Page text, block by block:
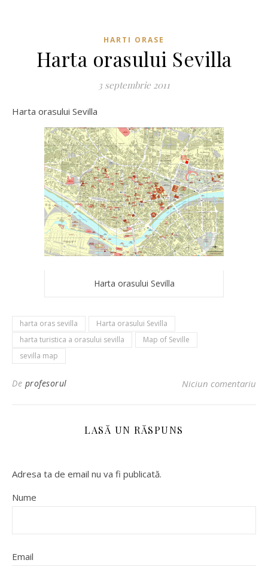
HARTI ORASE
Harta orasului Sevilla
3 septembrie 2011
Harta orasului Sevilla
Harta orasului Sevilla
harta oras sevilla
Harta orasului Sevilla
harta turistica a orasului sevilla
Map of Seville
sevilla map
De profesorul Niciun comentariu
LASĂ UN RĂSPUNS
Adresa ta de email nu va fi publicată.
Nume
Email